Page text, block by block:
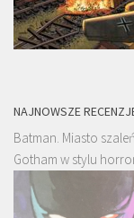
NAJNOWSZE
Batman. Miasto
Gotham w stylu